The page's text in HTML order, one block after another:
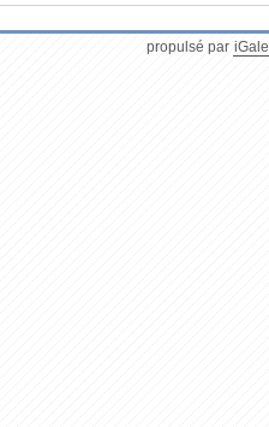
propulsé par